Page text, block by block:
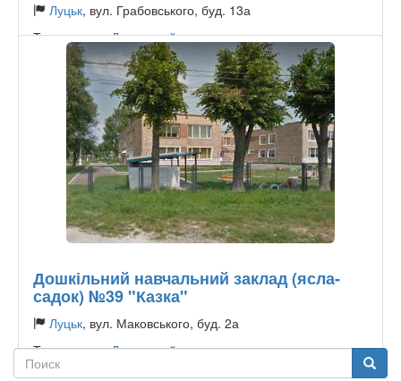
Луцьк, вул. Грабовського, буд. 13а
Тип садочку:Державний
Дошкільний навчальний заклад (ясла-
садок) №39 "Казка"
Луцьк, вул. Маковського, буд. 2а
Тип садочку:Державний
Поиск Поиск